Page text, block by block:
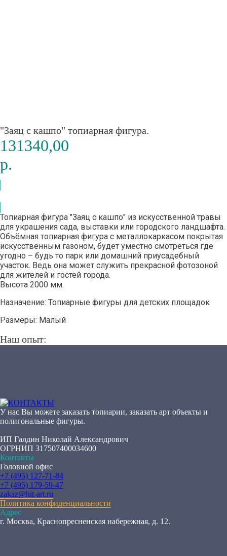
"Заяц с кашпо" топиарная фигура.
131340,00
р.
Топиарная фигура "Заяц с кашпо" из искусственной травы
для украшения сада, выставки или городского ландшафта.
Объёмная топиарная фигура с металлокаркасом покрытая
искусственным газоном, будет уместно смотреться где
угодно – будь то парк или домашний приусадебный
участок. Ведь она может служить прекрасной фотозоной
для жителей и гостей города.
Высота 2000 мм.
Назначение: Топиарные фигуры для детских площадок
Размеры: Малый
Наш опыт:
У нас Вы можете заказать топиарии, заказать арт объекты и
полигональные фигуры.
ИП Галдин Николай Александрович
ОГРНИП 317507400034600
Контакты
Головной офис
+7 (495) 127-71-84
+7 (495) 179-59-47
zakaz@hit-art.ru
Политика конфиденциальности
Адрес
г. Москва, Краснопресненская набережная, д. 12.